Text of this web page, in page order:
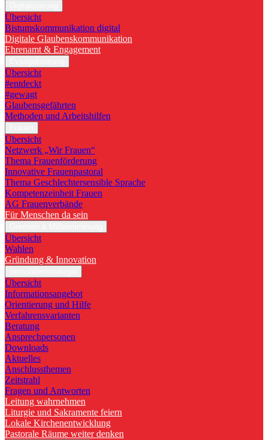
Übersicht
Bistumskommunikation digital
Digitale Glaubenskommunikation
Ehrenamt & Engagement
Übersicht
#entdeckt
#gewagt
Glaubensgefährten
Methoden und Arbeitshilfen
Übersicht
Netzwerk „Wir Frauen“
Thema Frauenförderung
Innovative Frauenpastoral
Thema Geschlechtersensible Sprache
Kompetenzeinheit Frauen
AG Frauenverbände
Für Menschen da sein
Übersicht
Wahlen
Gründung & Innovation
Übersicht
Informationsangebot
Orientierung und Hilfe
Verfahrensvarianten
Beratung
Ansprechpersonen
Downloads
Aktuelles
Anschlussthemen
Zeitstrahl
Fragen und Antworten
Leitung wahrnehmen
Liturgie und Sakramente feiern
Lokale Kirchenentwicklung
Pastorale Räume weiter denken